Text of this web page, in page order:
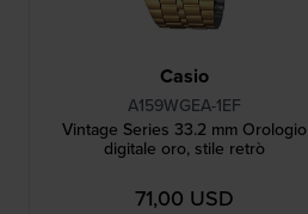
Casio
A159WGEA-1EF
Vintage Series 33.2 mm Orologio
digitale oro, stile retrò
71,00 USD